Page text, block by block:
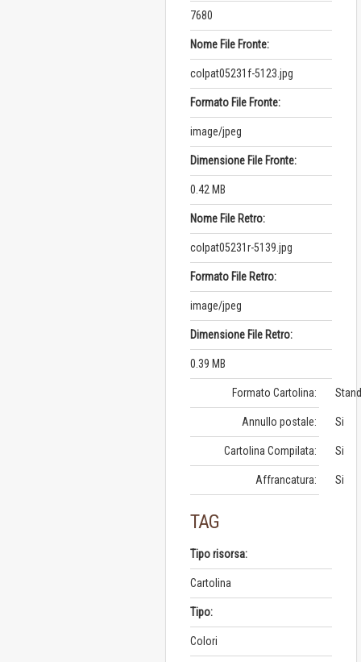
7680
Nome File Fronte:
colpat05231f-5123.jpg
Formato File Fronte:
image/jpeg
Dimensione File Fronte:
0.42 MB
Nome File Retro:
colpat05231r-5139.jpg
Formato File Retro:
image/jpeg
Dimensione File Retro:
0.39 MB
Formato Cartolina:
Annullo postale: Si
Cartolina Compilata: Si
Affrancatura: Si
TAG
Tipo risorsa:
Cartolina
Tipo:
Colori